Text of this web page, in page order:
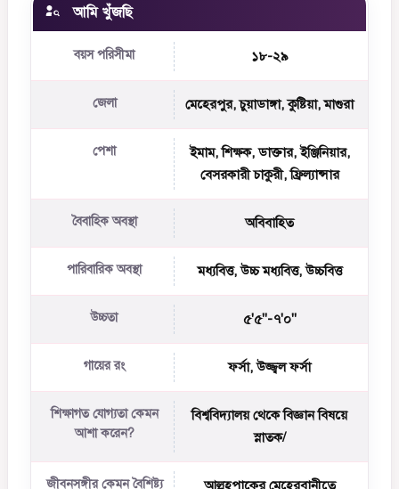
আমি খুঁজছি
বয়স পরিসীমা ১৮-২৯
জেলা মেহেরপুর, চুয়াডাঙ্গা, কুষ্টিয়া, মাগুরা
পেশা
ইমাম, শিক্ষক, ডাক্তার, ইঞ্জিনিয়ার,
বেসরকারী চাকুরী, ফ্রিল্যান্সার
বৈবাহিক অবস্থা অবিবাহিত
পারিবারিক অবস্থা মধ্যবিত্ত, উচ্চ মধ্যবিত্ত, উচ্চবিত্ত
উচ্চতা ৫'৫''-৭'০''
গায়ের রং ফর্সা, উজ্জ্বল ফর্সা
শিক্ষাগত যোগ্যতা কেমন
আশা করেন?
বিশ্ববিদ্যালয় থেকে বিজ্ঞান বিষয়ে
স্নাতক/
জীবনসঙ্গীর কেমন বৈশিষ্ট্য
আল্লহপাকের মেহেরবানীতে